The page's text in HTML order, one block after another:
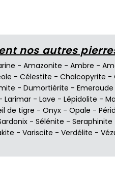
nos autres
- Amazonite - Ambre -
- Célestite - Chalcopyrite -
- Dumortiérite - Emeraude
Larimar - Lave - Lépidolite -
de tigre - Onyx - Opale -
- Sélénite - Seraphinite
- Variscite - Verdélite -